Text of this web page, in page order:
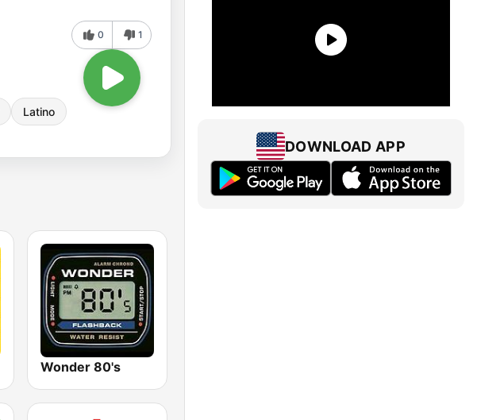
Latino
0 1
Wonder 80's
DOWNLOAD APP